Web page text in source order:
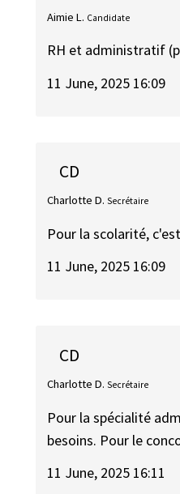
Aimie L. Candidate
RH et administratif
11 June, 2025 16:09
CD
Charlotte D. Secrétaire
Pour la scolarité,
11 June, 2025 16:09
CD
Charlotte D. Secrétaire
Pour la spécialité
besoins. Pour le
11 June, 2025 16:11